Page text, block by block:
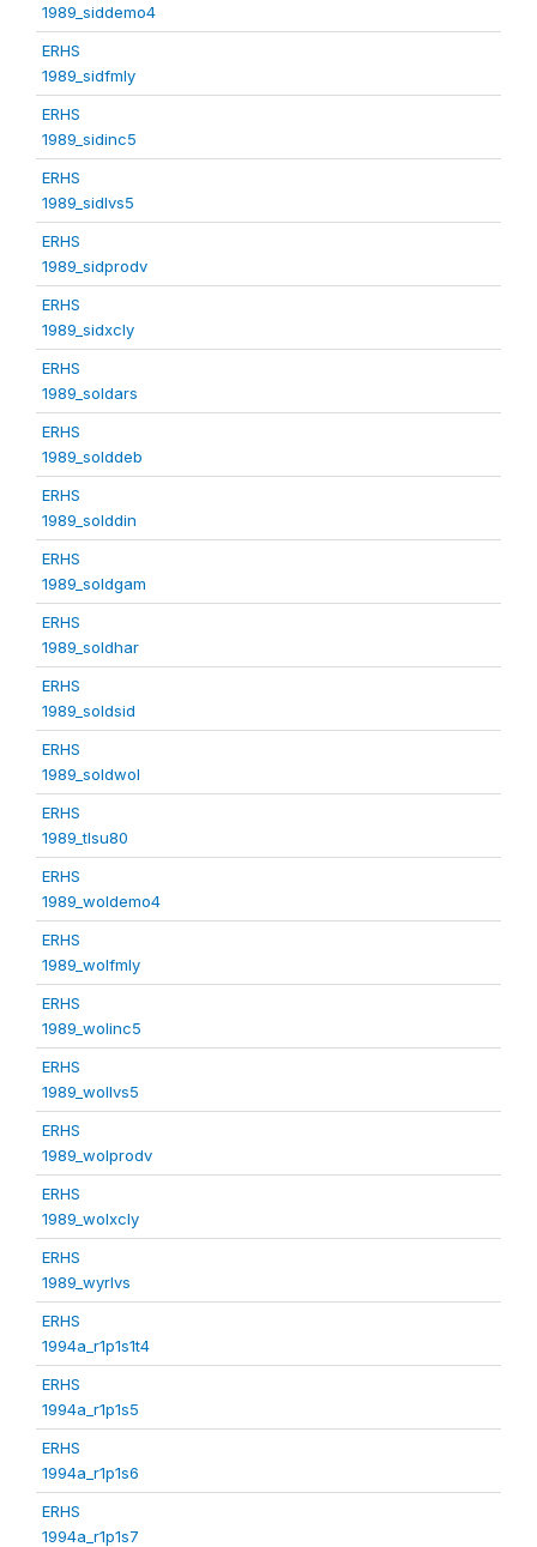
1989_siddemo4
ERHS
1989_sidfmly
ERHS
1989_sidinc5
ERHS
1989_sidlvs5
ERHS
1989_sidprodv
ERHS
1989_sidxcly
ERHS
1989_soldars
ERHS
1989_solddeb
ERHS
1989_solddin
ERHS
1989_soldgam
ERHS
1989_soldhar
ERHS
1989_soldsid
ERHS
1989_soldwol
ERHS
1989_tlsu80
ERHS
1989_woldemo4
ERHS
1989_wolfmly
ERHS
1989_wolinc5
ERHS
1989_wollvs5
ERHS
1989_wolprodv
ERHS
1989_wolxcly
ERHS
1989_wyrlvs
ERHS
1994a_r1p1s1t4
ERHS
1994a_r1p1s5
ERHS
1994a_r1p1s6
ERHS
1994a_r1p1s7